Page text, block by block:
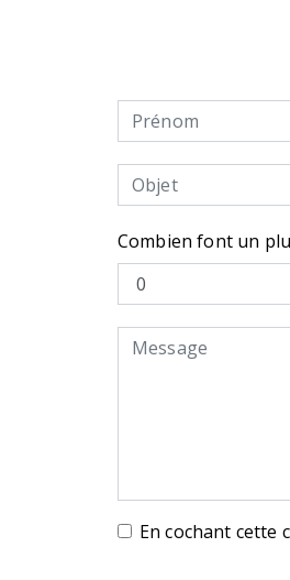
Combien font un
En cochant cette